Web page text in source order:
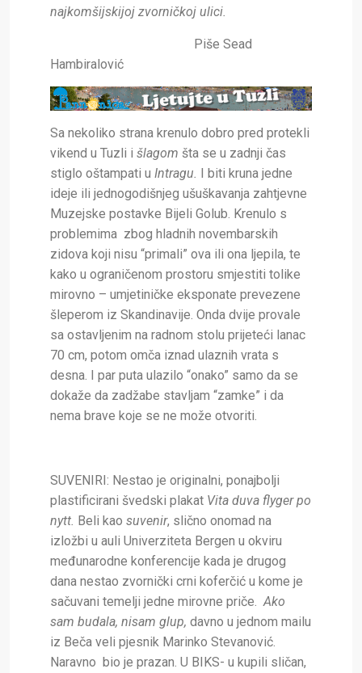
najkomšijskijoj zvorničkoj ulici.
Piše Sead
Hambiralović
Sa nekoliko strana krenulo dobro pred protekli
vikend u Tuzli i šlagom šta se u zadnji čas
stiglo oštampati u Intragu. I biti kruna jedne
ideje ili jednogodišnjeg ušuškavanja zahtjevne
Muzejske postavke Bijeli Golub. Krenulo s
problemima zbog hladnih novembarskih
zidova koji nisu “primali” ova ili ona ljepila, te
kako u ograničenom prostoru smjestiti tolike
mirovno – umjetiničke eksponate prevezene
šleperom iz Skandinavije. Onda dvije provale
sa ostavljenim na radnom stolu prijeteći lanac
70 cm, potom omča iznad ulaznih vrata s
desna. I par puta ulazilo “onako” samo da se
dokaže da zadžabe stavljam “zamke” i da
nema brave koje se ne može otvoriti.
SUVENIRI: Nestao je originalni, ponajbolji
plastificirani švedski plakat Vita duva flyger po
nytt. Beli kao suvenir, slično onomad na
izložbi u auli Univerziteta Bergen u okviru
međunarodne konferencije kada je drugog
dana nestao zvornički crni koferčić u kome je
sačuvani temelji jedne mirovne priče. Ako
sam budala, nisam glup, davno u jednom mailu
iz Beča veli pjesnik Marinko Stevanović.
Naravno bio je prazan. U BIKS- u kupili sličan,